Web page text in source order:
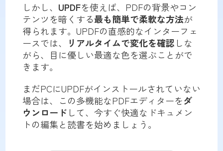
しかし、 UPDFを使えば、PDFの背景やコン
テンツを暗くする最も簡単で柔軟な方法が
得られます。UPDFの直感的なインターフェ
ースでは、
リアルタイムで変化を確認 しな
がら、目に優しい最適な色を選ぶことがで
きます。
まだPCにUPDFがインストールされていない
場合は、この多機能なPDFエディターをダ
ウンロード して、今すぐ快適なドキュメン
トの編集と読書を始めましょう。